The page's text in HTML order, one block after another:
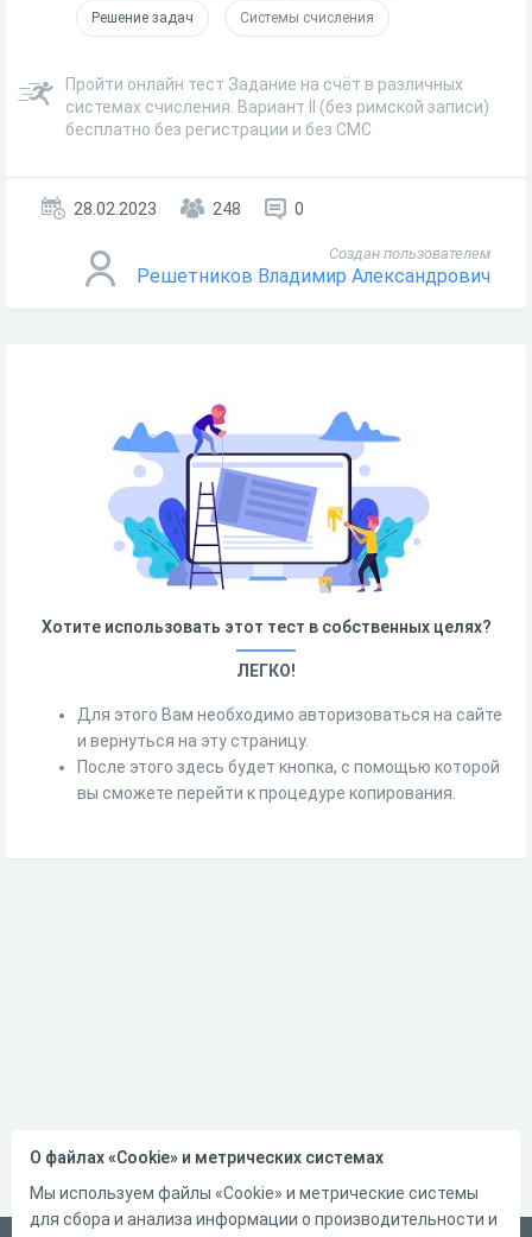
Решение задач Системы счисления
Пройти онлайн тест Задание на счёт в различных
системах счисления. Вариант II (без римской записи)
бесплатно без регистрации и без СМС
28.02.2023 248 0
Создан пользователем
Решетников Владимир Александрович
Хотите использовать этот тест в собственных целях?
ЛЕГКО!
Для этого Вам необходимо авторизоваться на сайте
и вернуться на эту страницу.
После этого здесь будет кнопка, с помощью которой
вы сможете перейти к процедуре копирования.
О файлах «Cookie» и метрических системах
Мы используем файлы «Cookie» и метрические системы
для сбора и анализа информации о производительности и